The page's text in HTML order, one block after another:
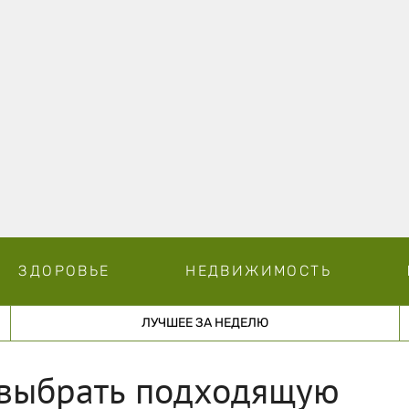
ЗДОРОВЬЕ НЕДВИЖИМОСТЬ
ЛУЧШЕЕ ЗА НЕДЕЛЮ
подходящую